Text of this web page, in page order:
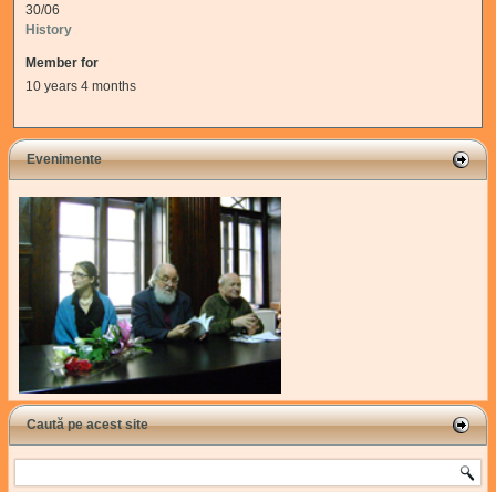
30/06
History
Member for
10 years 4 months
Evenimente
Caută pe acest site
Search